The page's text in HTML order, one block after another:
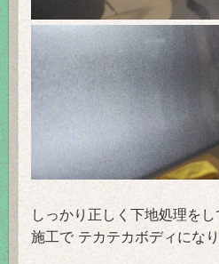
しっかり正しく下地処理を
施工で テカテカボディにな